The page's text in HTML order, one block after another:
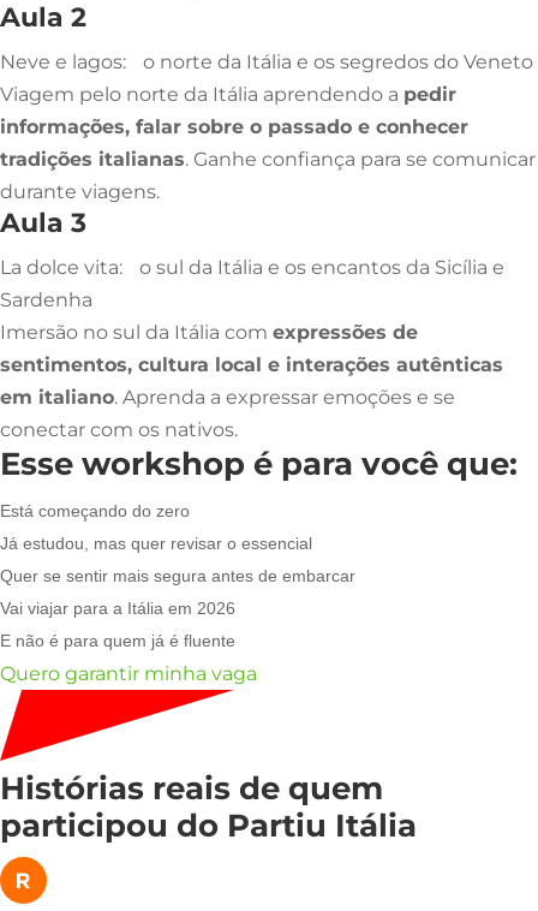
Aula 2
Neve e lagos: o norte da Itália e os segredos do Veneto
Viagem pelo norte da Itália aprendendo a pedir
informações, falar sobre o passado e conhecer
tradições italianas. Ganhe confiança para se comunicar
durante viagens.
Aula 3
La dolce vita: o sul da Itália e os encantos da Sicília e
Sardenha
Imersão no sul da Itália com expressões de
sentimentos, cultura local e interações autênticas
em italiano. Aprenda a expressar emoções e se
conectar com os nativos.
Esse workshop é para você que:
Está começando do zero
Já estudou, mas quer revisar o essencial
Quer se sentir mais segura antes de embarcar
Vai viajar para a Itália em 2026
E não é para quem já é fluente
Quero garantir minha vaga
Histórias reais de quem
participou do Partiu Itália